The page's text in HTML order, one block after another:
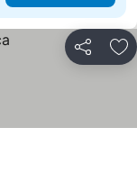
Compartir